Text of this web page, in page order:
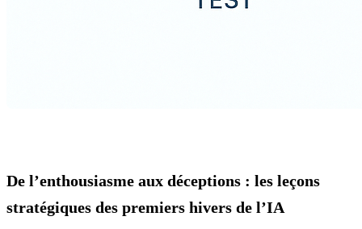
De l’enthousiasme aux déceptions : les leçons
stratégiques des premiers hivers de l’IA